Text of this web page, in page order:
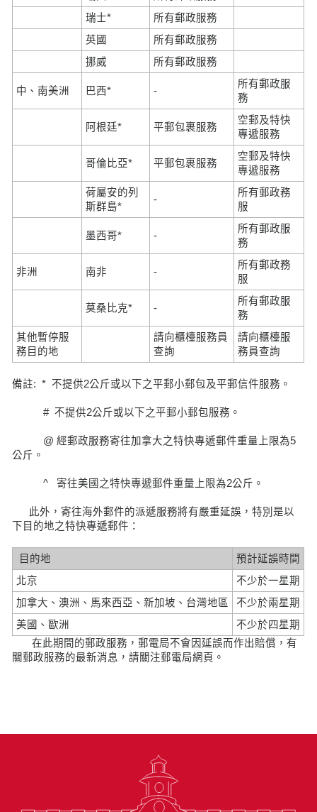
瑞士*
所有郵政服務
英國
所有郵政服務
挪威
所有郵政服務
中、南美洲 巴西* -
所有郵政服
務
阿根廷* 平郵包裹服務
空郵及特快
專遞服務
哥倫比亞* 平郵包裹服務
空郵及特快
專遞服務
荷屬安的列
斯群島*
-
所有郵政務
服
墨西哥* -
所有郵政服
務
非洲 南非 -
所有郵政務
服
莫桑比克* -
所有郵政服
務
其他暫停服
務目的地
請向櫃檯服務員
查詢
請向櫃檯服
務員查詢
備註: * 不提供2公斤或以下之平郵小郵包及平郵信件服務。
# 不提供2公斤或以下之平郵小郵包服務。
@ 經郵政服務寄往加拿大之特快專遞郵件重量上限為5
公斤。
^ 寄往美國之特快專遞郵件重量上限為2公斤。
此外，寄往海外郵件的派遞服務將有嚴重延誤，特別是以
下目的地之特快專遞郵件：
目的地
預計延誤時間
北京
不少於一星期
加拿大、澳洲、馬來西亞、新加坡、台灣地區
不少於兩星期
美國、歐洲
不少於四星期
在此期間的郵政服務，郵電局不會因延誤而作出賠償，有
關郵政服務的最新消息，請關注郵電局網頁。